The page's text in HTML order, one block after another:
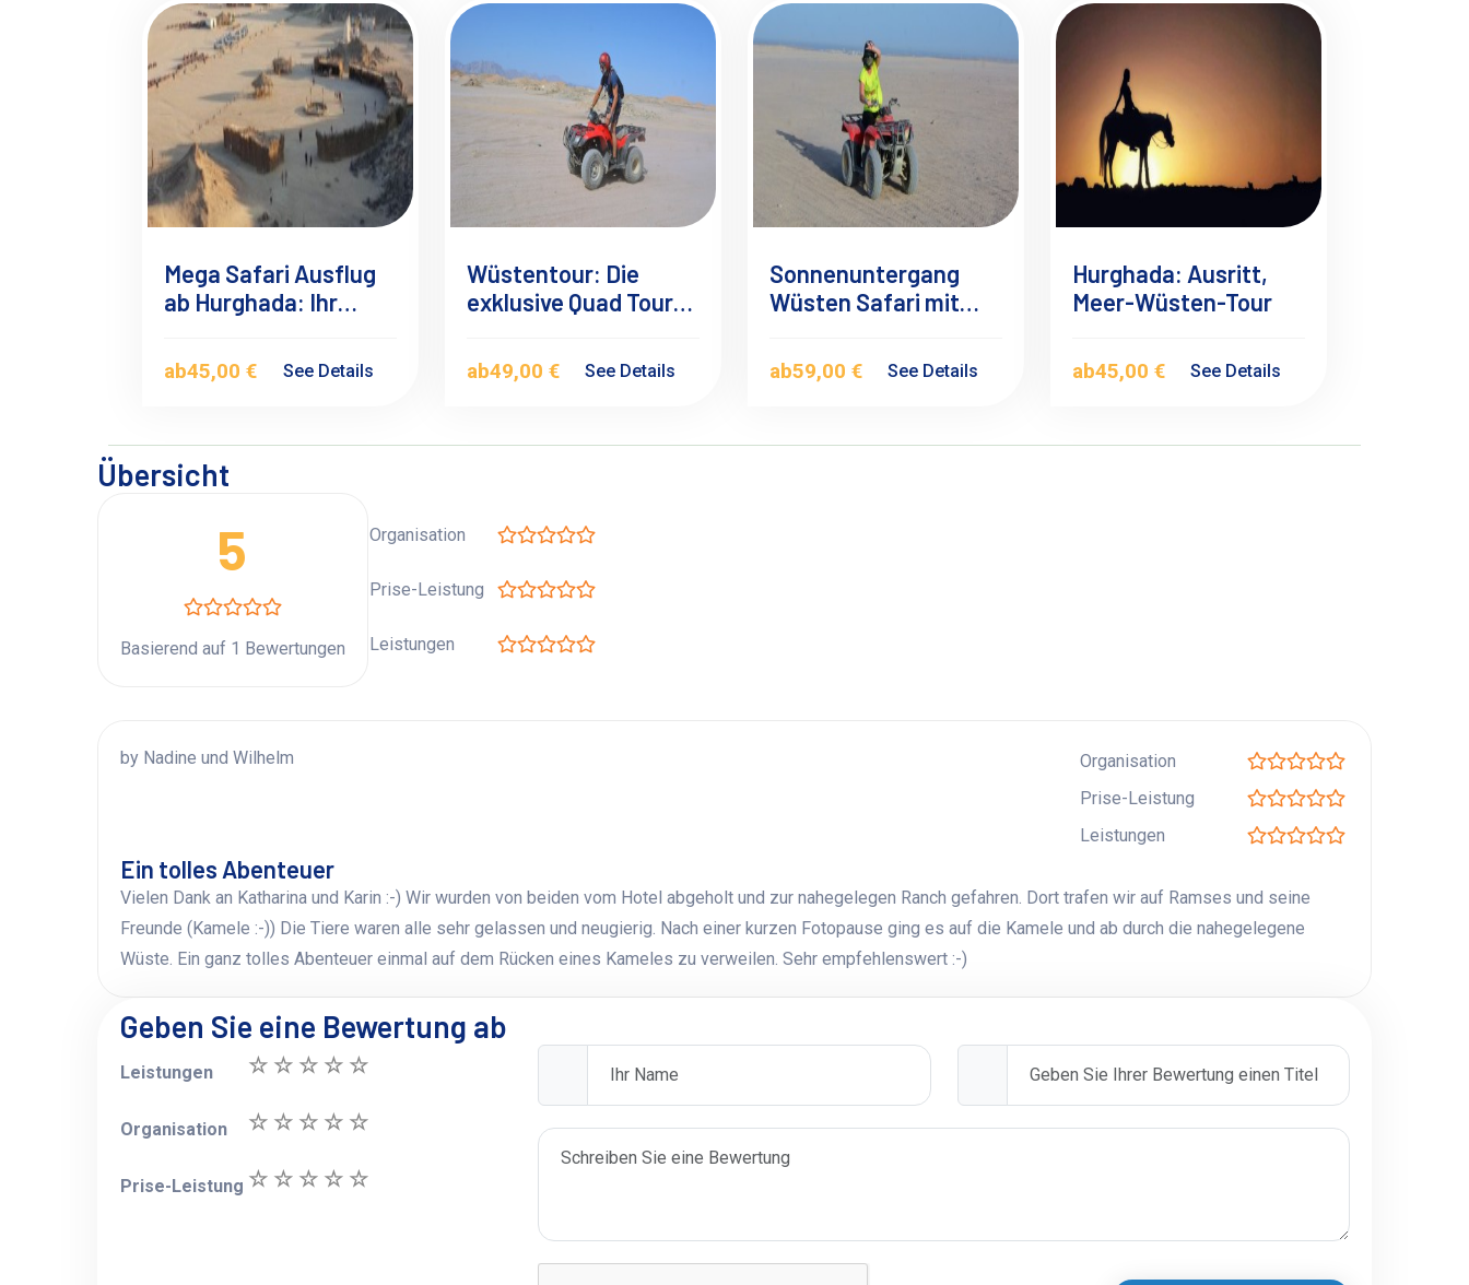
Mega Safari Ausflug
ab Hurghada: Ihr
Wüstenabenteuer
ab45,00 € See Details
Wüstentour: Die
exklusive Quad Tour
Ausflug
ab49,00 € See Details
Sonnenuntergang
Wüsten Safari mit
Hurghada – Ihr
Ausflug Nr. 1
ab59,00 € See Details
Hurghada: Ausritt,
Meer-Wüsten-Tour
ab45,00 € See Details
Übersicht
5
Basierend auf 1 Bewertungen
Organisation
Prise-Leistung
Leistungen
by Nadine und Wilhelm
Organisation
Prise-Leistung
Leistungen
Ein tolles Abenteuer
Vielen Dank an Katharina und Karin :-) Wir wurden von beiden vom Hotel abgeholt und zur nahegelegen Ranch gefahren. Dort trafen wir auf Ramses und seine
Freunde (Kamele :-)) Die Tiere waren alle sehr gelassen und neugierig. Nach einer kurzen Fotopause ging es auf die Kamele und ab durch die nahegelegene
Wüste. Ein ganz tolles Abenteuer einmal auf dem Rücken eines Kameles zu verweilen. Sehr empfehlenswert :-)
Geben Sie eine Bewertung ab
Leistungen
Organisation
Prise-Leistung